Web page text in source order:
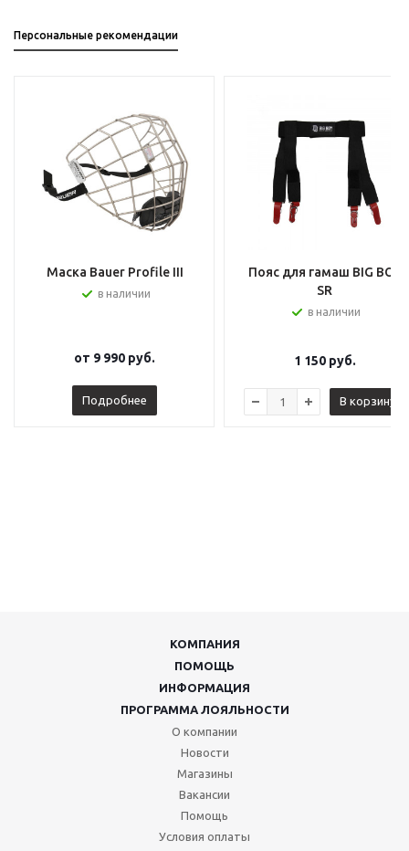
Персональные рекомендации
Маска Bauer Profile III
в наличии
от 9 990 руб.
Подробнее
Пояс для гамаш BIG BOY
SR
в наличии
1 150руб.
В корзину
КОМПАНИЯ
ПОМОЩЬ
ИНФОРМАЦИЯ
ПРОГРАММА ЛОЯЛЬНОСТИ
О компании
Новости
Магазины
Вакансии
Помощь
Условия оплаты